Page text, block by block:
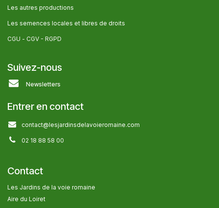
Les autres producti​ons
Les semences locales et libres de droits
CGU - CGV - RGPD
Suivez-nous
Newsletters
Entrer en contact
contact@lesjardinsdelavoieromaine.com
02 18 88 58 00
Contact
Les Jardins de la voie romaine
Aire du Loiret